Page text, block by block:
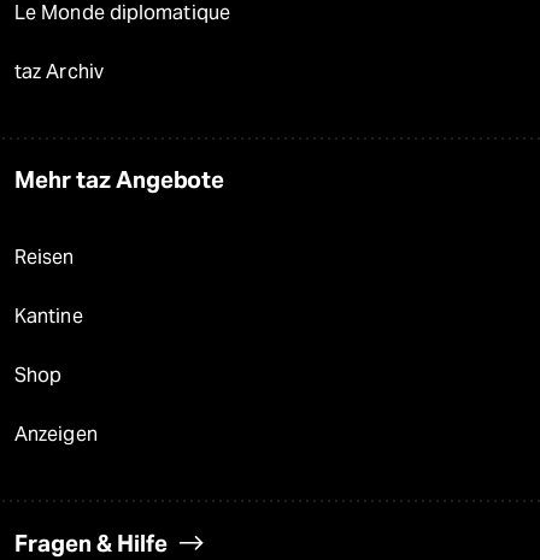
Le Monde diplomatique
taz Archiv
Mehr taz Angebote
Reisen
Kantine
Shop
Anzeigen
Fragen & Hilfe